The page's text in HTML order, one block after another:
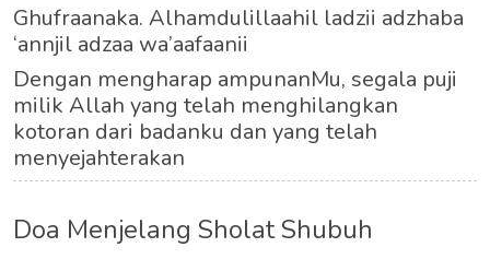
Ghufraanaka. Alhamdulillaahil ladzii adzhaba
‘annjil adzaa wa’aafaanii
Dengan mengharap ampunanMu, segala puji
milik Allah yang telah menghilangkan
kotoran dari badanku dan yang telah
menyejahterakan
Doa Menjelang Sholat Shubuh